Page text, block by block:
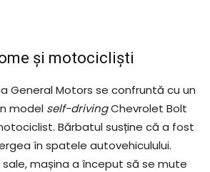
și motocicliști
General Motors se confruntă cu un
model self-drivingChevrolet Bolt
Bărbatul susține că a fost
în spatele autovehiculului.
mașina a început să se mute